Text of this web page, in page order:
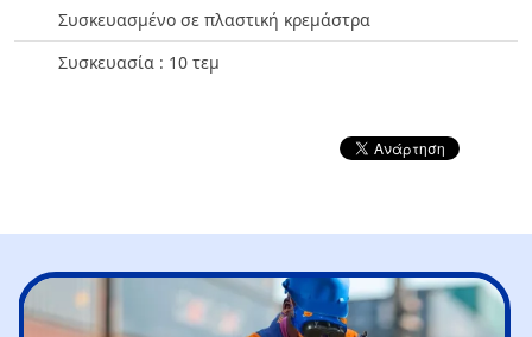
Συσκευασμένο σε πλαστική κρεμάστρα
Συσκευασία : 10 τεμ